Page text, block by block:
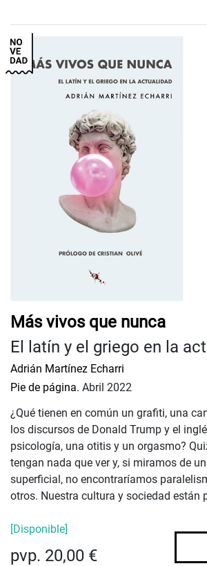
Más vivos que nunca
El latín y el griego en la
Adrián Martínez Echarri
Pie de página. Abril 2022
¿Qué tienen en común un grafiti, una
los discursos de Donald Trump y el
psicología, una otitis y un orgasmo?
tengan nada que ver y, si miramos de
superficial, no encontraríamos
otros. Nuestra cultura y sociedad están
[Disponible]
pvp. 20,00 €